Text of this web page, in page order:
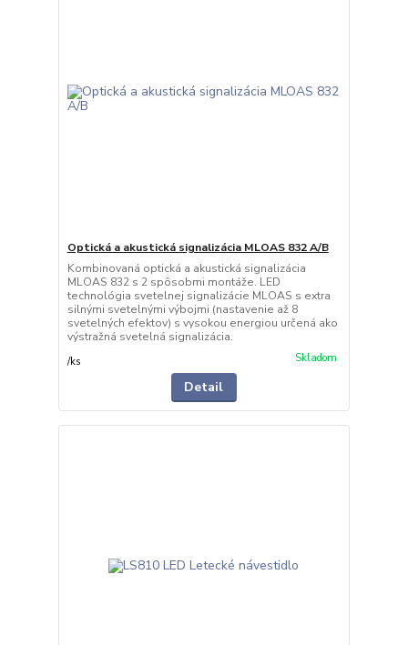
Optická a akustická signalizácia MLOAS 832 A/B
Kombinovaná optická a akustická signalizácia
MLOAS 832 s 2 spôsobmi montáže. LED
technológia svetelnej signalizácie MLOAS s extra
silnými svetelnými výbojmi (nastavenie až 8
svetelných efektov) s vysokou energiou určená ako
výstražná svetelná signalizácia.
/ks Skladom
Detail